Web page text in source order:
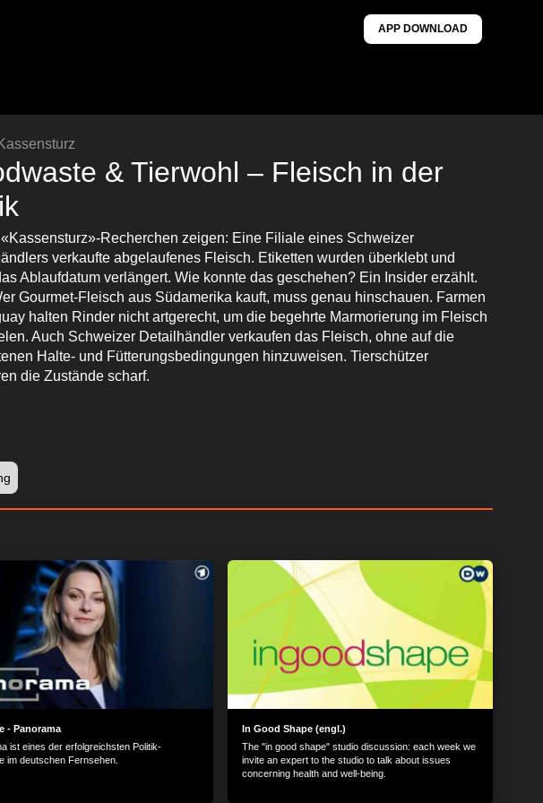
APP DOWNLOAD
& Tierwohl – Fleisch in der
«Kassensturz»-Recherchen zeigen: Eine Filiale eines Schweizer
verkaufte abgelaufenes Fleisch. Etiketten wurden überklebt und
Ablaufdatum verlängert. Wie konnte das geschehen? Ein Insider erzählt.
Gourmet-Fleisch aus Südamerika kauft, muss genau hinschauen. Farmen
halten Rinder nicht artgerecht, um die begehrte Marmorierung im Fleisch
Auch Schweizer Detailhändler verkaufen das Fleisch, ohne auf die
Halte- und Fütterungsbedingungen hinzuweisen. Tierschützer
die Zustände scharf.
- Panorama
ist eines der erfolgreichsten Politik-
im deutschen Fernsehen.
In Good Shape (engl.)
The "in good shape" studio discussion: each week we
invite an expert to the studio to talk about issues
concerning health and well-being.